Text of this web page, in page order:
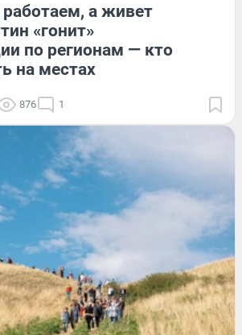
а живет
«гонит»
по регионам — кто
на местах
876 1